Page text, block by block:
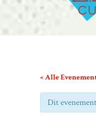
« Alle
Dit